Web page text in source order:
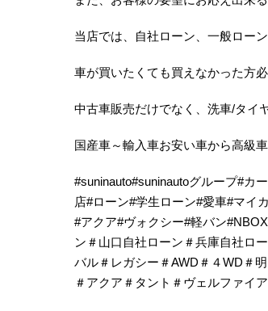
当店では、自社ローン、一般ロー
車が買いたくても買えなかった方
中古車販売だけでなく、洗車/タイ
国産車～輸入車お安い車から高級
#suninauto#suninautoグループ#カ
店#ローン#学生ローン#愛車#マイ
#アクア#ヴォクシー#軽バン
ン＃山口自社ローン＃兵庫自社ロ
バル＃レガシー＃AWD＃４WD＃
＃アクア＃タント＃ヴェルファイア